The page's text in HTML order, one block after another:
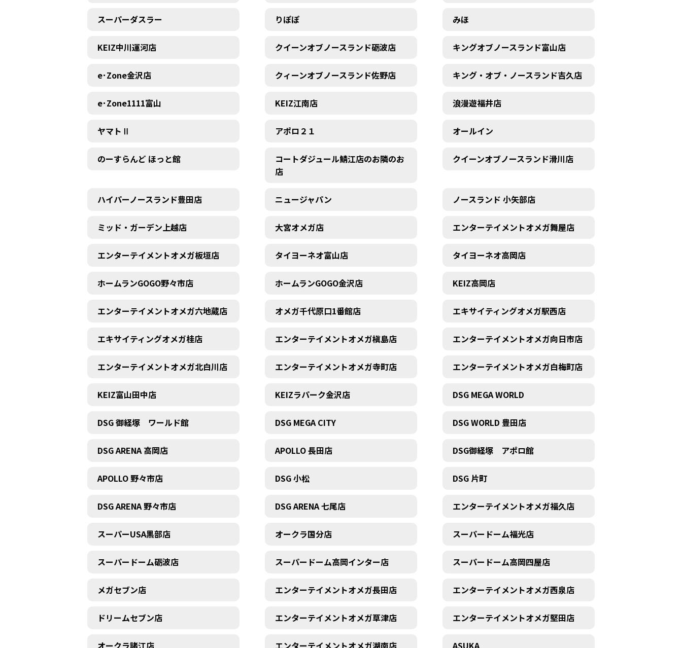
スーパーダスラー りぽぽ みほ
KEIZ中川運河店 クイーンオブノースランド砺波店 キングオブノースランド富山店
e･Zone金沢店 クィーンオブノースランド佐野店 キング・オブ・ノースランド吉久店
e･Zone1111富山 KEIZ江南店 浪漫遊福井店
ヤマトⅡ アポロ２１ オールイン
のーすらんど ほっと館
コートダジュール鯖江店のお隣のお
店
クイーンオブノースランド滑川店
ハイパーノースランド豊田店 ニュージャパン ノースランド 小矢部店
ミッド・ガーデン上越店 大宮オメガ店 エンターテイメントオメガ舞屋店
エンターテイメントオメガ板垣店 タイヨーネオ富山店 タイヨーネオ高岡店
ホームランGOGO野々市店 ホームランGOGO金沢店 KEIZ高岡店
エンターテイメントオメガ六地蔵店 オメガ千代原口1番館店 エキサイティングオメガ駅西店
エキサイティングオメガ桂店 エンターテイメントオメガ槇島店 エンターテイメントオメガ向日市店
エンターテイメントオメガ北白川店 エンターテイメントオメガ寺町店 エンターテイメントオメガ白梅町店
KEIZ富山田中店 KEIZラパーク金沢店 DSG MEGA WORLD
DSG 御経塚 ワールド館 DSG MEGA CITY DSG WORLD 豊田店
DSG ARENA 高岡店 APOLLO 長田店 DSG御経塚 アポロ館
APOLLO 野々市店 DSG 小松 DSG 片町
DSG ARENA 野々市店 DSG ARENA 七尾店 エンターテイメントオメガ福久店
スーパーUSA黒部店 オークラ国分店 スーパードーム福光店
スーパードーム砺波店 スーパードーム高岡インター店 スーパードーム高岡四屋店
メガセブン店 エンターテイメントオメガ長田店 エンターテイメントオメガ西泉店
ドリームセブン店 エンターテイメントオメガ草津店 エンターテイメントオメガ堅田店
オークラ諸江店 エンターテイメントオメガ湖南店 ASUKA